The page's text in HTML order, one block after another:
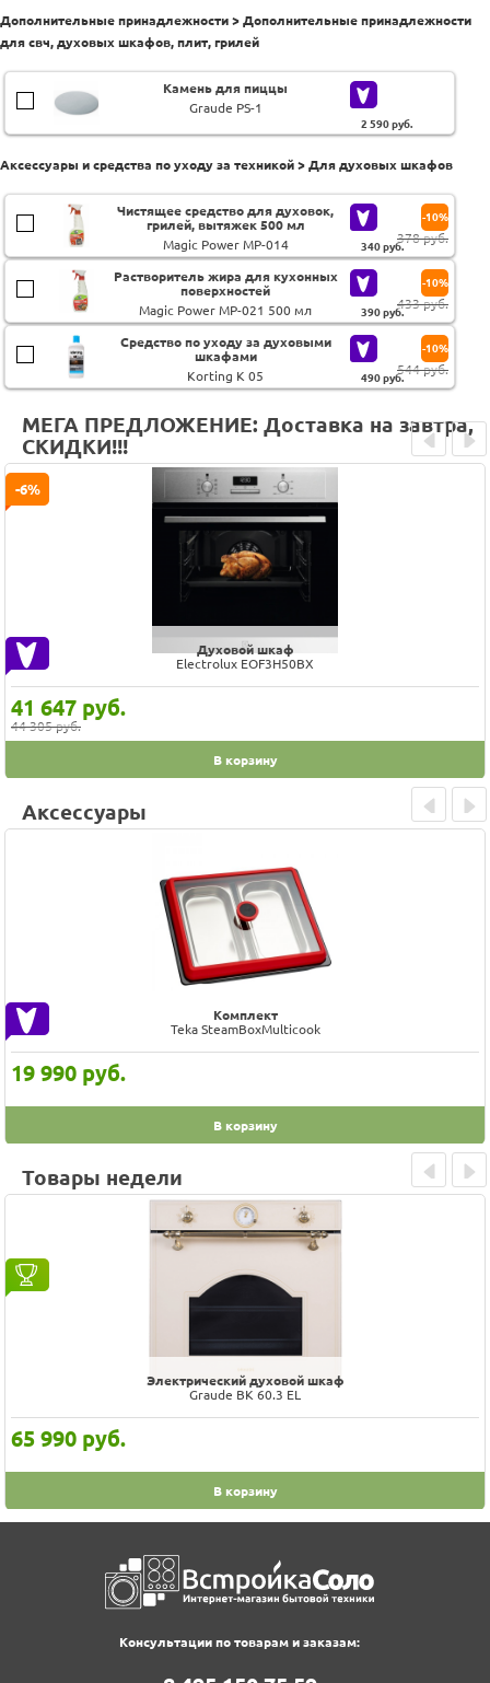
Дополнительные принадлежности > Дополнительные принадлежности
для свч, духовых шкафов, плит, грилей
Камень для пиццы
Graude PS-1
2 590руб.
Аксессуары и средства по уходу за техникой > Для духовых шкафов
Чистящее средство для духовок,
грилей, вытяжек 500 мл
Magic Power MP-014
340руб.
378 руб.
-10%
Растворитель жира для кухонных
поверхностей
Magic Power MP-021 500 мл
390руб.
433 руб.
-10%
Средство по уходу за духовыми
шкафами
Korting K 05
490руб.
544 руб.
-10%
МЕГА ПРЕДЛОЖЕНИЕ: Доставка на завтра,
СКИДКИ!!!
Духовой шкаф
Electrolux EOF3H50BX
41 647 руб.
44 305 руб.
-6%
В корзину
Prev Next
Аксессуары
Комплект
Teka SteamBoxMulticook
19 990 руб.
В корзину
Prev Next
Товары недели
Электрический духовой шкаф
Graude BK 60.3 EL
65 990 руб.
В корзину
Prev Next
Консультации по товарам и заказам: